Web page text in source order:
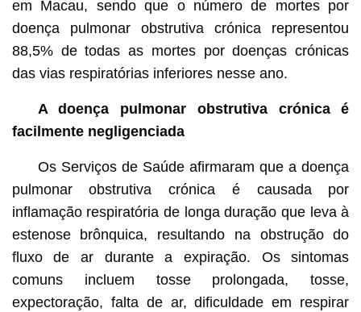
em Macau, sendo que o número de mortes por
doença pulmonar obstrutiva crónica representou
88,5% de todas as mortes por doenças crónicas
das vias respiratórias inferiores nesse ano.
A doença pulmonar obstrutiva crónica é
facilmente negligenciada
Os Serviços de Saúde afirmaram que a doença
pulmonar obstrutiva crónica é causada por
inflamação respiratória de longa duração que leva à
estenose brônquica, resultando na obstrução do
fluxo de ar durante a expiração. Os sintomas
comuns incluem tosse prolongada, tosse,
expectoração, falta de ar, dificuldade em respirar